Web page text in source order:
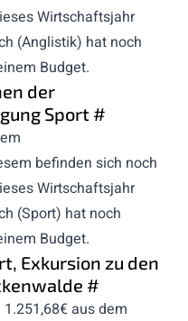
Wirtschaftsjahr
(Anglistik) hat noch
Budget.
der
Sport #
befinden sich noch
Wirtschaftsjahr
(Sport) hat noch
Budget.
Exkursion zu den
#
aus dem